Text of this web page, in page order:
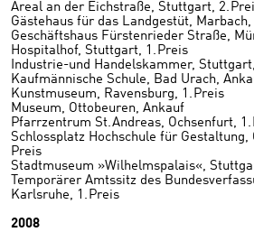
Areal an der Eichstraße, Stuttgart, 2.
Gästehaus für das Landgestüt, Marbach,
Geschäftshaus Fürstenrieder Straße,
Hospitalhof, Stuttgart, 1. Preis
Industrie-und Handelskammer,
Kaufmännische Schule, Bad Urach,
Kunstmuseum, Ravensburg, 1. Preis
Museum, Ottobeuren, Ankauf
Pfarrzentrum St. Andreas, Ochsenfurt, 1.
Schlossplatz Hochschule für Gestaltung,
Preis
Stadtmuseum »Wilhelmspalais«,
Temporärer Amtssitz des
Karlsruhe, 1. Preis
2008